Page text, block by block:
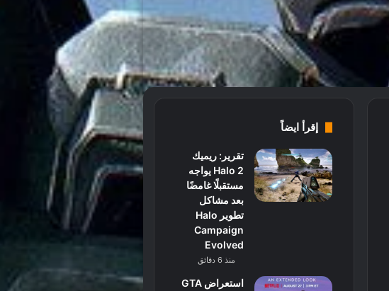
إقرأ ايضاً
تقرير: ريميك
Halo 2 يواجه
مستقبلًا غامضًا
بعد مشاكل
تطوير Halo
Campaign
Evolved
منذ 6 دقائق
استعراض GTA